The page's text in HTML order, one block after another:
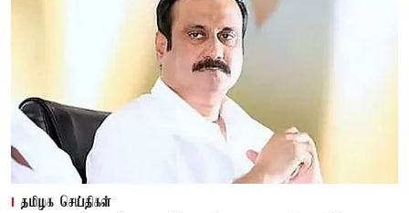
தமிழக செய்திகள்